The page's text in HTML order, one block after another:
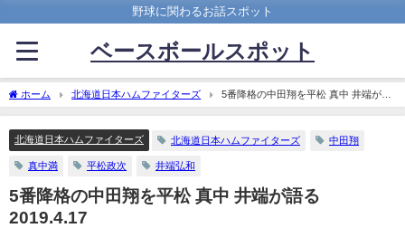
野球に関わるお話スポット
ベースボールスポット
ホーム 北海道日本ハムファイターズ
5番降格の中田翔を平松 真中 井端が語
る 2019.4.17
北海道日本ハムファイターズ 北海道日本ハムファイターズ 中田翔
真中満 平松政次 井端弘和
5番降格の中田翔を平松 真中 井端が語る
2019.4.17